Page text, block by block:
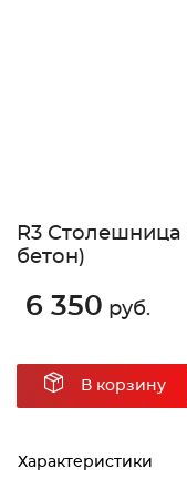
R3
бетон)
6 350 руб.
В корзину
Характеристики